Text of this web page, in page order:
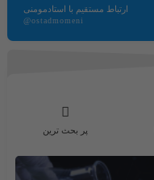
ارتباط مستقیم با استادمومنی
@ostadmomeni
پر بحث ترین